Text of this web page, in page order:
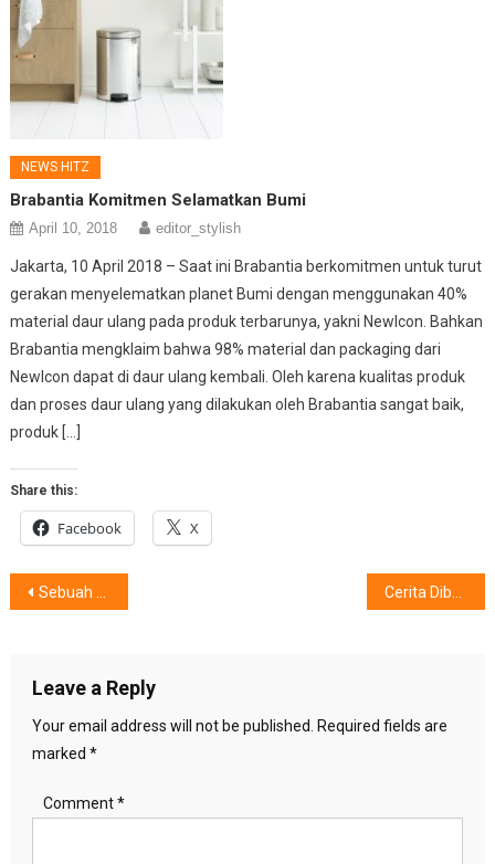
NEWS HITZ
Brabantia Komitmen Selamatkan Bumi
April 10, 2018 editor_stylish
Jakarta, 10 April 2018 – Saat ini Brabantia berkomitmen untuk turut
gerakan menyelematkan planet Bumi dengan menggunakan 40%
material daur ulang pada produk terbarunya, yakni NewIcon. Bahkan
Brabantia mengklaim bahwa 98% material dan packaging dari
NewIcon dapat di daur ulang kembali. Oleh karena kualitas produk
dan proses daur ulang yang dilakukan oleh Brabantia sangat baik,
produk […]
Share this:
Facebook X
Post
Sebuah Penemuan Kembali PUMA R-SYSTEM
Leave a Reply
Your email address will not be published.
Required fields are
marked *
Comment*